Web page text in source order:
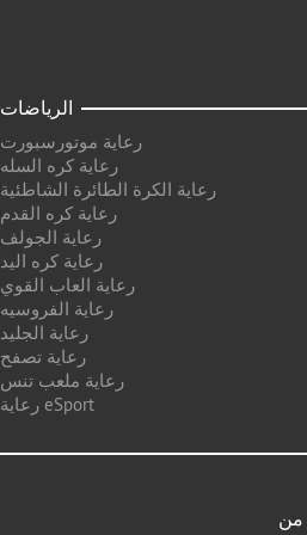
الرياضات
رعاية موتورسبورت
رعاية كره السله
رعاية الكرة الطائرة الشاطئية
رعاية كره القدم
رعاية الجولف
رعاية كره اليد
رعاية العاب القوي
رعاية الفروسيه
رعاية الجليد
رعاية تصفح
رعاية ملعب تنس
رعاية eSport
من